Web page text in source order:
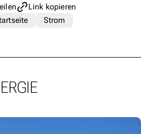
Link kopieren
Strom